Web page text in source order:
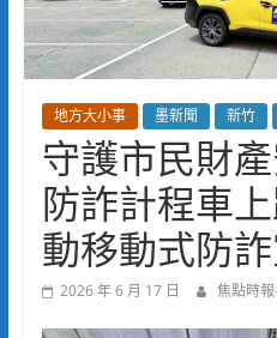
地方大小事 墨新聞 新竹
守護市民財
防詐計程車
動移動式防
2026 年 6 月 17 日 焦點時